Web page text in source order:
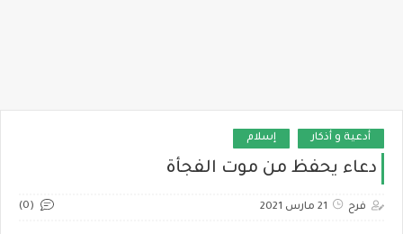
أدعية و أذكار إسلام
دعاء يحفظ من موت الفجأة
فرح 21 مارس 2021 (0)